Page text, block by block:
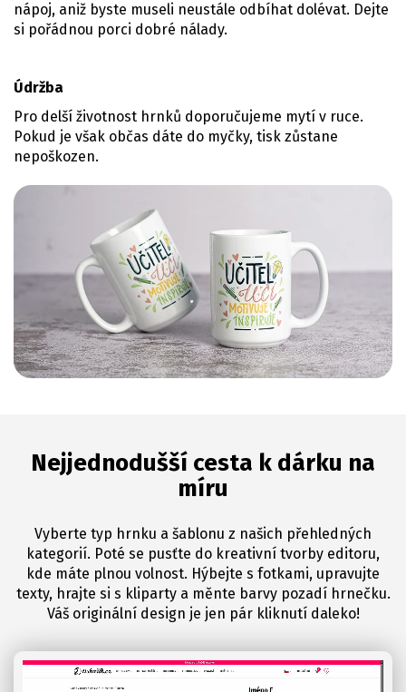
nápoj, aniž byste museli neustále odbíhat dolévat. Dejte
si pořádnou porci dobré nálady.
Údržba
Pro delší životnost hrnků doporučujeme mytí v ruce.
Pokud je však občas dáte do myčky, tisk zůstane
nepoškozen.
Nejjednodušší cesta k dárku na
míru
Vyberte typ hrnku a šablonu z našich přehledných
kategorií. Poté se pusťte do kreativní tvorby editoru,
kde máte plnou volnost. Hýbejte s fotkami, upravujte
texty, hrajte si s kliparty a měnte barvy pozadí hrnečku.
Váš originální design je jen pár kliknutí daleko!